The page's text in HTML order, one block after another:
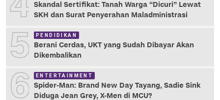
Skandal Sertifikat: Tanah Warga “Dicuri” Lewat
SKH dan Surat Penyerahan Maladministrasi
5 PENDIDIKAN
Berani Cerdas, UKT yang Sudah Dibayar Akan
Dikembalikan
6 ENTERTAINMENT
Spider-Man: Brand New Day Tayang, Sadie Sink
Diduga Jean Grey, X-Men di MCU?